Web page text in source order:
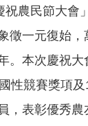
祝農民節大會
徵一元復始
。本次慶祝大
性競賽獎項
，表彰優秀